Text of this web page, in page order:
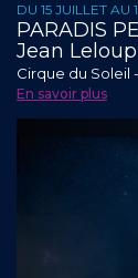
DU 15 JUILLET AU
PARADIS
Jean Leloup
Cirque du Soleil
En savoir plus